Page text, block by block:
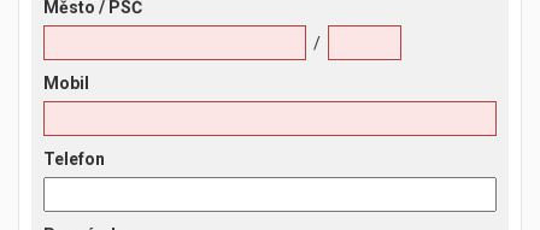
Město / PSČ
/
Mobil
Telefon